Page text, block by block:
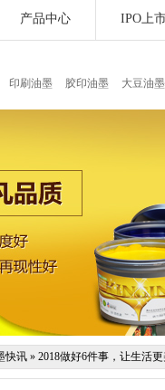
产品中心 IPO上
印刷油墨 胶印油墨 大豆油墨
快讯 » 2018做好6件事，让生活